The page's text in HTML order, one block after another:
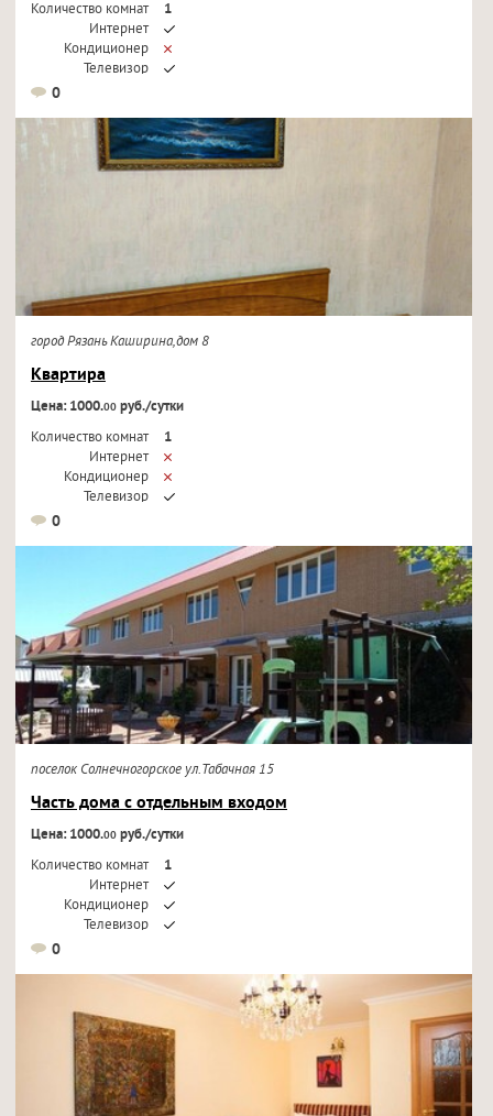
Количество комнат
1
Интернет
Кондиционер
Телевизор
0
город Рязань Каширина,дом 8
Квартира
Цена: 1000.00руб./сутки
Количество комнат
1
Интернет
Кондиционер
Телевизор
0
поселок Солнечногорское ул.Табачная 15
Часть дома с отдельным входом
Цена: 1000.00руб./сутки
Количество комнат
1
Интернет
Кондиционер
Телевизор
0